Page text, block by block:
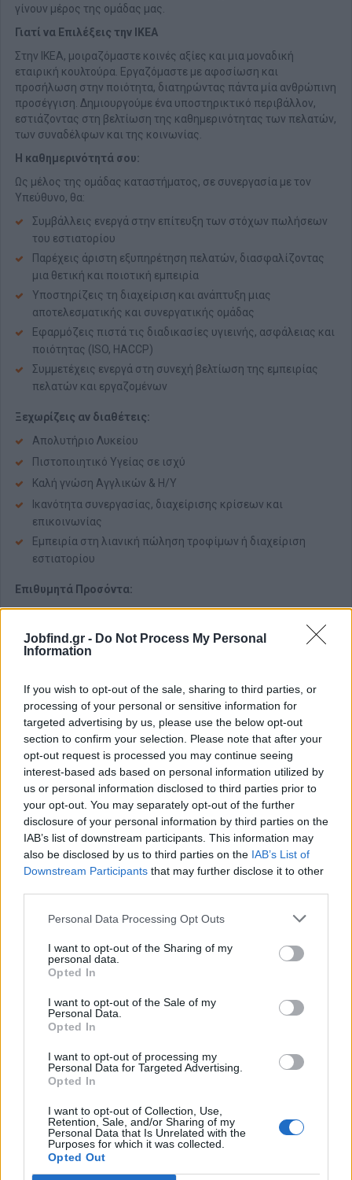
Jobfind.gr - Do Not Process My Personal
Information
If you wish to opt-out of the sale, sharing to third parties, or
processing of your personal or sensitive information for
targeted advertising by us, please use the below opt-out
section to confirm your selection. Please note that after your
opt-out request is processed you may continue seeing
interest-based ads based on personal information utilized by
us or personal information disclosed to third parties prior to
your opt-out. You may separately opt-out of the further
disclosure of your personal information by third parties on the
IAB’s list of downstream participants. This information may
also be disclosed by us to third parties on the IAB’s List of
Downstream Participants that may further disclose it to other
Personal Data Processing Opt Outs
I want to opt-out of the Sharing of my
personal data.
Opted In
I want to opt-out of the Sale of my
Personal Data.
Opted In
I want to opt-out of processing my
Personal Data for Targeted Advertising.
Opted In
I want to opt-out of Collection, Use,
Retention, Sale, and/or Sharing of my
Personal Data that Is Unrelated with the
Purposes for which it was collected.
Opted Out
γίνουν μέρος της ομάδας μας.
Γιατί να Επιλέξεις την ΙΚΕΑ
Στην ΙΚΕΑ, μοιραζόμαστε κοινές αξίες και μια μοναδική
εταιρική κουλτούρα. Εργαζόμαστε με αφοσίωση και
προσήλωση στην ποιότητα, διατηρώντας πάντα μία ανθρώπινη
προσέγγιση. Δημιουργούμε ένα υποστηρικτικό περιβάλλον,
εστιάζοντας στη βελτίωση της καθημερινότητας των πελατών,
των συναδέλφων και της κοινωνίας.
Η καθημερινότητά σου:
Ως μέλος της ομάδας καταστήματος, σε συνεργασία με τον
Υπεύθυνο, θα:
Συμβάλλεις ενεργά στην επίτευξη των στόχων πωλήσεων
του εστιατορίου
Παρέχεις άριστη εξυπηρέτηση πελατών, διασφαλίζοντας
μια θετική και ποιοτική εμπειρία
Υποστηρίζεις τη διαχείριση και ανάπτυξη μιας
αποτελεσματικής και συνεργατικής ομάδας
Εφαρμόζεις πιστά τις διαδικασίες υγιεινής, ασφάλειας και
ποιότητας (ISO, HACCP)
Συμμετέχεις ενεργά στη συνεχή βελτίωση της εμπειρίας
πελατών και εργαζομένων
Ξεχωρίζεις αν διαθέτεις:
Απολυτήριο Λυκείου
Πιστοποιητικό Υγείας σε ισχύ
Καλή γνώση Αγγλικών & Η/Υ
Ικανότητα συνεργασίας, διαχείρισης κρίσεων και
επικοινωνίας
Εμπειρία στη λιανική πώληση τροφίμων ή διαχείριση
εστιατορίου
Επιθυμητά Προσόντα:
Πτυχίο Διοίκησης Επιχειρήσεων ή Τουριστικών
Στην ΙΚΕΑ, πιστεύουμε στη δύναμη των ανθρώπων και
δημιουργούμε ένα περιβάλλον, όπου όλοι μπορούν να
αναπτυχθούν και να εξελιχθούν μαζί μας.
💰Ανταγωνιστικό Πακέτο Αποδοχών:Με πλήρες πακέτο
παροχών & επιπλέον παροχές
🎁Επιπλέον παροχές μέσα στο έτος (δωροκάρτες /
δωροεπιταγές):Με ενισχύσεις σε περιόδους όπως
Χριστούγεννα & Πάσχα.
🩺Υγεία & Ευεξία:Ομαδικό πρόγραμμα ασφάλισης ζωής &
ιατρικής κάλυψης
🍽️Εστιατόριο Εργαζομένων:Δωρεάν γεύμα ημερησίως
🚗Μεταφορική Υποστήριξη:Κάρτες μετακίνησης ή διόδια
Εκπτώσεις:Προνομιακές τιμές σε προϊόντα ΙΚΕΑ & άλλα
Ανάπτυξη Υπαλλήλων:
40+ ώρες ετήσιας εκπαίδευσης για
συνεχή εξέλιξη
Ευκαιρίες Καριέρας:8/10 θέσεις εργασίας καλύπτονται
εσωτερικά
πολυπολιτισμική ομάδα
Οι Άνθρωποι που Αναζητούμε
και καινοτόμες λύσεις.
Υποστηρίζουντους συναδέλφους και αναλαμβάνουν
πρωτοβουλίες.
Επικεντρώνονται στον πελάτηκαι προσφέρουν